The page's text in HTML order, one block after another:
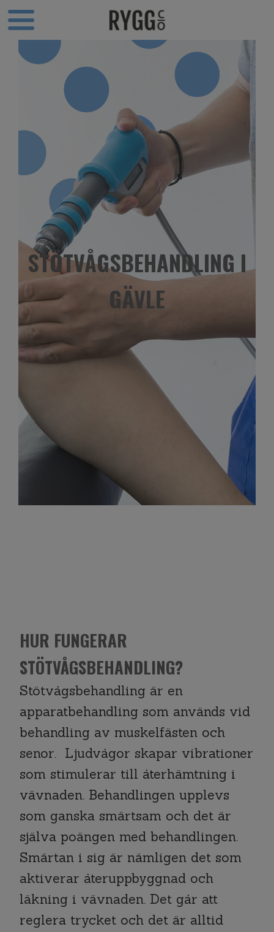
STÖTVÅGSBEHANDLING I
GÄVLE
HUR FUNGERAR
STÖTVÅGSBEHANDLING?
Stötvågsbehandling är en
apparatbehandling som används vid
behandling av muskelfästen och
senor. Ljudvågor skapar vibrationer
som stimulerar till återhämtning i
vävnaden. Behandlingen upplevs
som ganska smärtsam och det är
själva poängen med behandlingen.
Smärtan i sig är nämligen det som
aktiverar återuppbyggnad och
läkning i vävnaden. Det går att
reglera trycket och det är alltid